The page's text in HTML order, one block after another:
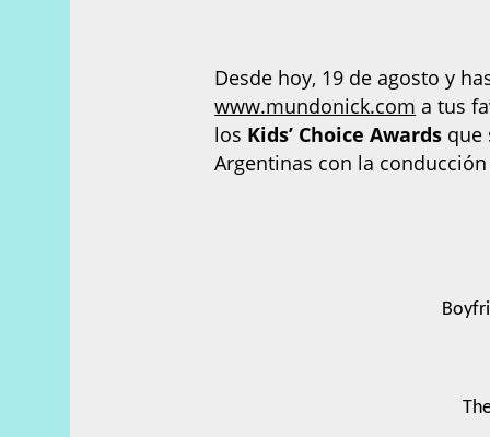
Desde hoy, 19 de agosto y
www.mundonick.com a tus
los Kids’ Choice Awards que
Argentinas con la